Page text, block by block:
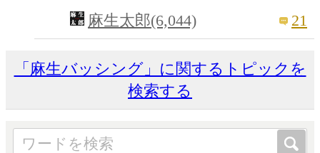
麻生太郎(6,044) 21
「麻生バッシング」に関するトピックを
検索する